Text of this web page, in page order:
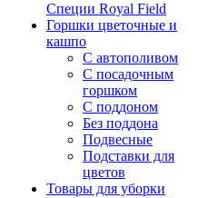
Специи Royal Field
Горшки цветочные и
кашпо
С автополивом
С посадочным
горшком
С поддоном
Без поддона
Подвесные
Подставки для
цветов
Товары для уборки